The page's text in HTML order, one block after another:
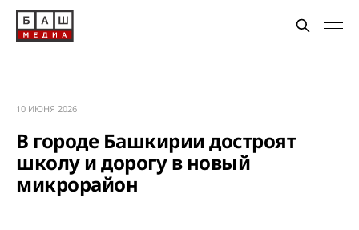
10 ИЮНЯ 2026
В городе Башкирии достроят
школу и дорогу в новый
микрорайон